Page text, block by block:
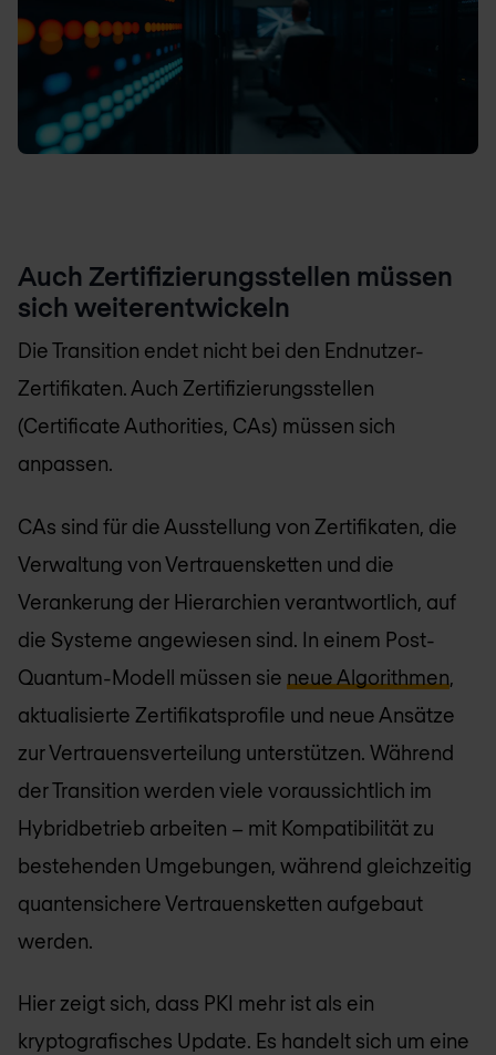
Auch Zertifizierungsstellen müssen
sich weiterentwickeln
Die Transition endet nicht bei den Endnutzer-
Zertifikaten. Auch Zertifizierungsstellen
(Certificate Authorities, CAs) müssen sich
anpassen.
CAs sind für die Ausstellung von Zertifikaten, die
Verwaltung von Vertrauensketten und die
Verankerung der Hierarchien verantwortlich, auf
die Systeme angewiesen sind. In einem Post-
Quantum-Modell müssen sie neue Algorithmen,
aktualisierte Zertifikatsprofile und neue Ansätze
zur Vertrauensverteilung unterstützen. Während
der Transition werden viele voraussichtlich im
Hybridbetrieb arbeiten – mit Kompatibilität zu
bestehenden Umgebungen, während gleichzeitig
quantensichere Vertrauensketten aufgebaut
werden.
Hier zeigt sich, dass PKI mehr ist als ein
kryptografisches Update. Es handelt sich um eine